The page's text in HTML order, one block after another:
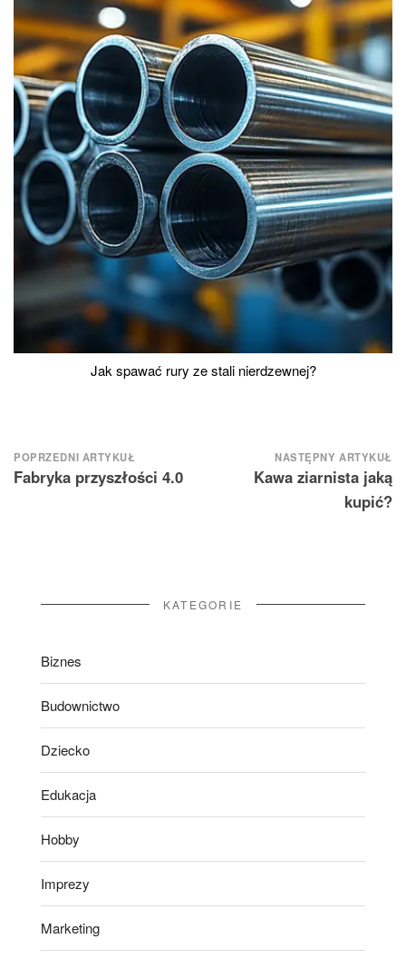
Jak spawać rury ze stali nierdzewnej?
Nawigacja
wpisu
POPRZEDNI ARTYKUŁ
Fabryka przyszłości 4.0
NASTĘPNY ARTYKUŁ
Kawa ziarnista jaką
kupić?
KATEGORIE
Biznes
Budownictwo
Dziecko
Edukacja
Hobby
Imprezy
Marketing